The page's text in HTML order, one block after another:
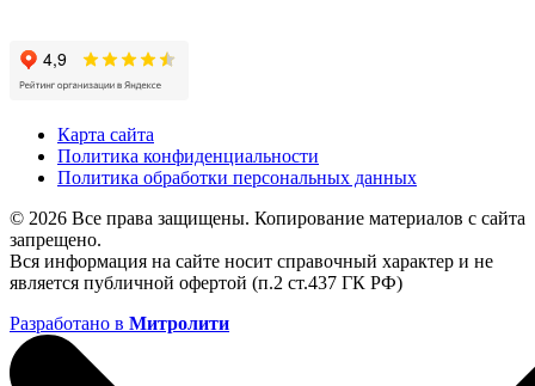
Карта сайта
Политика конфиденциальности
Политика обработки персональных данных
© 2026 Все права защищены. Копирование материалов с сайта
запрещено.
Вся информация на сайте носит справочный характер и не
является публичной офертой (п.2 ст.437 ГК РФ)
Разработано в Митролити